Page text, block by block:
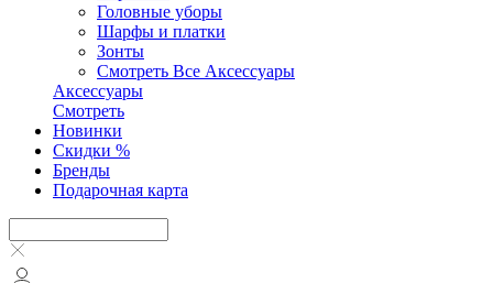
Головные уборы
Шарфы и платки
Зонты
Смотреть Все Аксессуары
Аксессуары
Смотреть
Новинки
Скидки %
Бренды
Подарочная карта